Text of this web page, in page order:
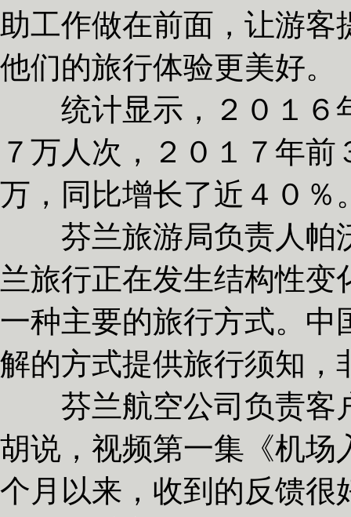
助工作做在前面，让游客
他们的旅行体验更美好。
统计显示，２０１６
７万人次，２０１７年
万，同比增长了近４０％
芬兰旅游局负责人帕
兰旅行正在发生结构性
一种主要的旅行方式。中
解的方式提供旅行须知，
芬兰航空公司负责客
胡说，视频第一集《机场
个月以来，收到的反馈很